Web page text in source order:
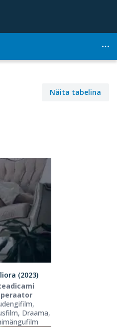
Näita tabelina
(2023)
Draama,